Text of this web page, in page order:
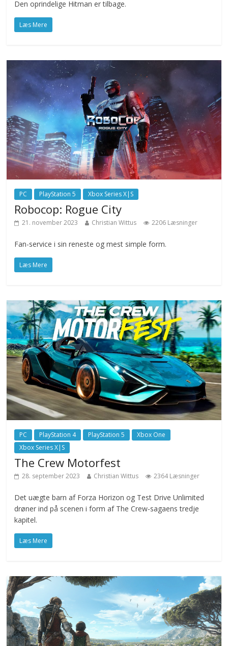
Den oprindelige Hitman er tilbage.
Læs Mere
PC PlayStation 5 Xbox Series X|S
Robocop: Rogue City
21. november 2023 Christian Wittus 2206 Læsninger
Fan-service i sin reneste og mest simple form.
Læs Mere
PC PlayStation 4 PlayStation 5
Xbox One
Xbox Series X|S
The Crew Motorfest
28. september 2023 Christian Wittus 2364 Læsninger
Det uægte barn af Forza Horizon og Test Drive Unlimited
drøner ind på scenen i form af The Crew-sagaens tredje
kapitel.
Læs Mere